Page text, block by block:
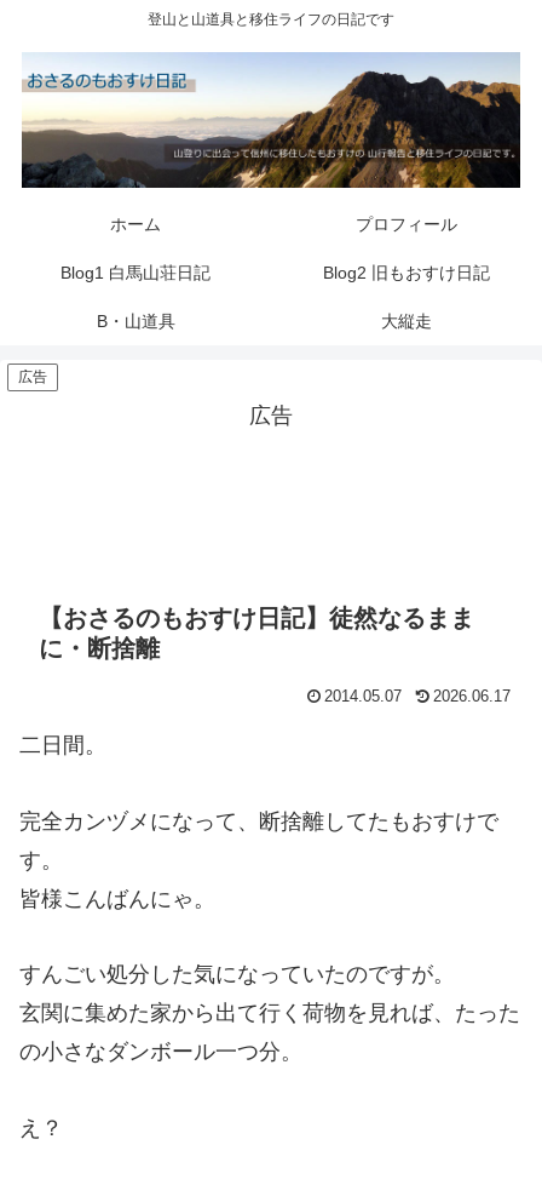
登山と山道具と移住ライフの日記です
ホーム プロフィール
Blog1 白馬山荘日記 Blog2 旧もおすけ日記
B・山道具 大縦走
広告
広告
【おさるのもおすけ日記】徒然なるまま
に・断捨離
2014.05.07 2026.06.17
二日間。
完全カンヅメになって、断捨離してたもおすけで
す。
皆様こんばんにゃ。
すんごい処分した気になっていたのですが。
玄関に集めた家から出て行く荷物を見れば、たった
の小さなダンボール一つ分。
え？